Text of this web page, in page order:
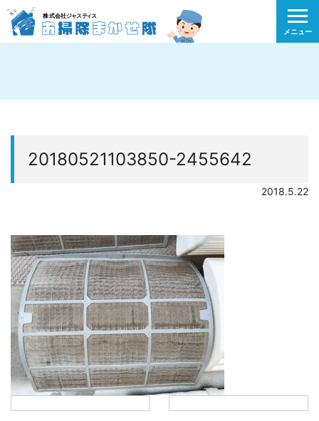
メニュー
20180521103850-2455642
2018.5.22